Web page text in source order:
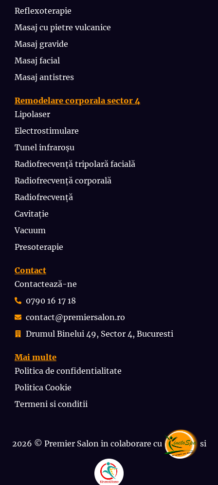
Reflexoterapie
Masaj cu pietre vulcanice
Masaj gravide
Masaj facial
Masaj antistres
Remodelare corporala sector 4
Lipolaser
Electrostimulare
Tunel infraroșu
Radiofrecvență tripolară facială
Radiofrecvență corporală
Radiofrecvență
Cavitație
Vacuum
Presoterapie
Contact
Contactează-ne
0790 16 17 18
contact@premiersalon.ro
Drumul Binelui 49, Sector 4, Bucuresti
Mai multe
Politica de confidentialitate
Politica Cookie
Termeni si conditii
2026 © Premier Salon in colaborare cu si